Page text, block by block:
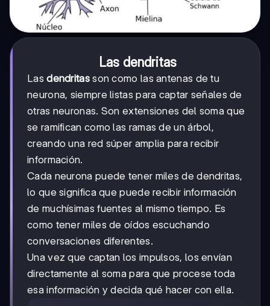
Las dendritas
Lasdendritasson como las antenas de tu
neurona, siempre listas para captar señales de
otras neuronas. Son extensiones del soma que
se ramifican como las ramas de un árbol,
creando una red súper amplia para recibir
información.
Cada neurona puede tener miles de dendritas,
lo que significa que puede recibir información
de muchísimas fuentes al mismo tiempo. Es
como tener miles de oídos escuchando
conversaciones diferentes.
Una vez que captan los impulsos, los envían
directamente al soma para que procese toda
esa información y decida qué hacer con ella.